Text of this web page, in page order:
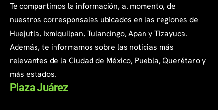
Te compartimos la información, al momento, de
nuestros corresponsales ubicados en las regiones de
Huejutla, Ixmiquilpan, Tulancingo, Apan y Tizayuca.
Además, te informamos sobre las noticias más
relevantes de la Ciudad de México, Puebla, Querétaro y
más estados.
Plaza Juárez